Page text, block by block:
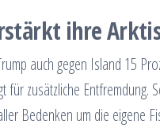
ihre
auch gegen Island 15
zusätzliche Entfremdung.
Bedenken um die eigene